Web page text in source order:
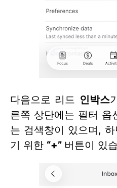
다음으로 리드 인박스
른쪽 상단에는 필터 옵
는 검색창이 있으며,
기 위한 “+” 버튼이 있